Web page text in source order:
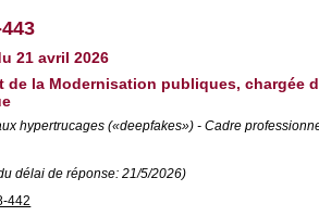
21 avril 2026
de la Modernisation publiques, chargée
hypertrucages («deepfakes») - Cadre
délai de réponse: 21/5/2026)
442